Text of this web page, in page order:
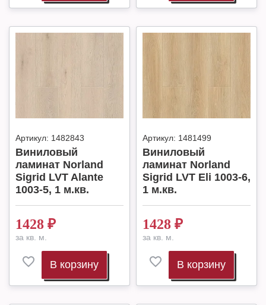
Артикул: 1482843
Виниловый
ламинат Norland
Sigrid LVT Alante
1003-5, 1 м.кв.
1428 ₽
за кв. м.
В корзину
Артикул: 1481499
Виниловый
ламинат Norland
Sigrid LVT Eli 1003-6,
1 м.кв.
1428 ₽
за кв. м.
В корзину